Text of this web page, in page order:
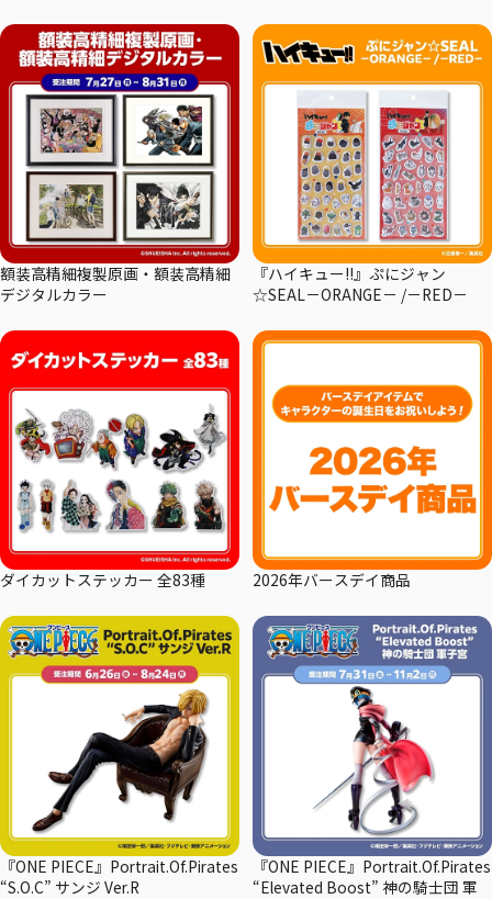
額装高精細複製原画・額装高精細
デジタルカラー
『ハイキュー!!』ぷにジャン
☆SEAL－ORANGE－ /－RED－
ダイカットステッカー 全83種 2026年バースデイ商品
『ONE PIECE』Portrait.Of.Pirates
“S.O.C” サンジ Ver.R
『ONE PIECE』Portrait.Of.Pirates
“Elevated Boost” 神の騎士団 軍